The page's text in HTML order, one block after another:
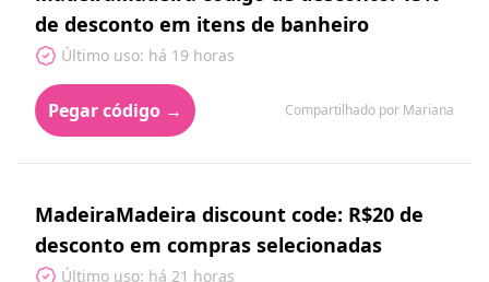
de desconto em itens de banheiro
Último uso: há 19 horas
Pegar código → Compartilhado por Mariana
MadeiraMadeira discount code: R$20 de
desconto em compras selecionadas
Último uso: há 21 horas